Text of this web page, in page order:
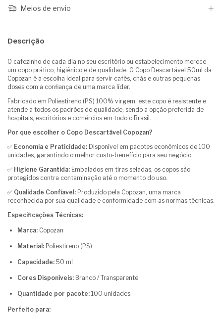
Meios de envio
Descrição
O cafezinho de cada dia no seu escritório ou estabelecimento merece
um copo prático, higiênico e de qualidade. O Copo Descartável 50ml da
Copozan é a escolha ideal para servir cafés, chás e outras pequenas
doses com a confiança de uma marca líder.
Fabricado em Poliestireno (PS) 100% virgem, este copo é resistente e
atende a todos os padrões de qualidade, sendo a opção preferida de
hospitais, escritórios e comércios em todo o Brasil.
Por que escolher o Copo Descartável Copozan?
✅ Economia e Praticidade: Disponível em pacotes econômicos de 100
unidades, garantindo o melhor custo-benefício para seu negócio.
✅ Higiene Garantida: Embalados em tiras seladas, os copos são
protegidos contra contaminação até o momento do uso.
✅ Qualidade Confíavel : Produzido pela Copozan, uma marca
reconhecida por sua qualidade e conformidade com as normas técnicas.
Especificações Técnicas:
Marca: Copozan
Material: Poliestireno (PS)
Capacidade: 50 ml
Cores Disponíveis: Branco / Transparente
Quantidade por pacote: 100 unidades
Perfeito para: